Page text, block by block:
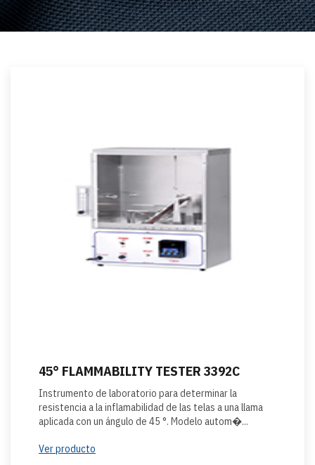
45° FLAMMABILITY TESTER 3392C
Instrumento de laboratorio para determinar la
resistencia a la inflamabilidad de las telas a una llama
aplicada con un ángulo de 45 °. Modelo autom�...
Ver producto